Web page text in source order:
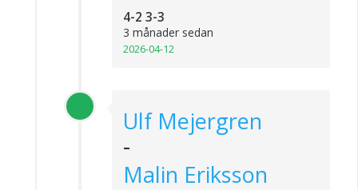
4-2 3-3
3 månader sedan
2026-04-12
Ulf Mejergren
-
Malin Eriksson